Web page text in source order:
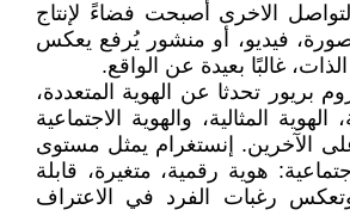
الاخرى أصبحت فضاءً لإنتاج
صورة، فيديو، أو منشور يُرفع يعكس
غالبًا بعيدة عن الواقع.
بريور تحدثا عن الهوية المتعددة،
المثالية، والهوية الاجتماعية
الآخرين. إنستغرام يمثل مستوى
هوية رقمية، متغيرة، قابلة
وتعكس رغبات الفرد في الاعتراف